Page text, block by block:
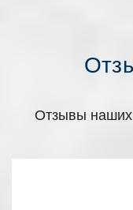
Отзывы наших